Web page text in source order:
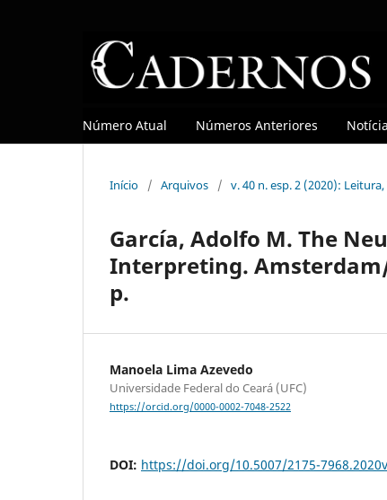
Número Atual Números Anteriores
Início / Arquivos / v. 40 n. esp. 2 (2020):
García, Adolfo M. The
Interpreting. Amsterdam/
p.
Manoela Lima Azevedo
Universidade Federal do Ceará (UFC)
https://orcid.org/0000-0002-7048-2522
DOI: https://doi.org/10.5007/2175-